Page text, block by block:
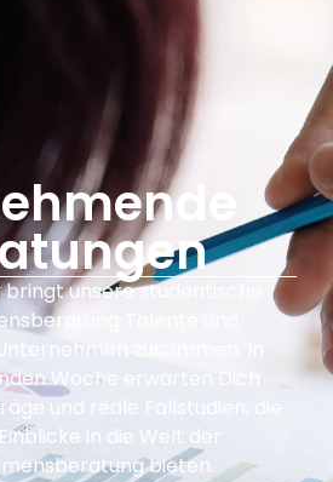
unsere studentische
Talente und
zusammen. In
Woche erwarten Dich
und reale Fallstudien, die
in die Welt der
bieten.